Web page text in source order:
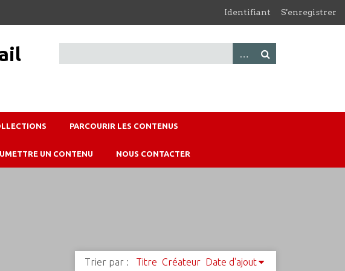
Identifiant S'enregistrer
PARCOURIR LES CONTENUS
UN CONTENU NOUS CONTACTER
Trier par : Titre Créateur Date d'ajout